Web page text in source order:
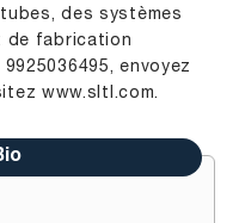
des systèmes
de fabrication
envoyez
www.sltl.com.